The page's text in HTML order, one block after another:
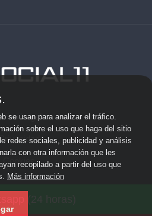
Legal
Cookies
y SEO ·
se usan para analizar el tráfico.
sobre el uso que haga del sitio
redes sociales, publicidad y análisis
con otra información que les
recopilado a partir del uso que
Más información